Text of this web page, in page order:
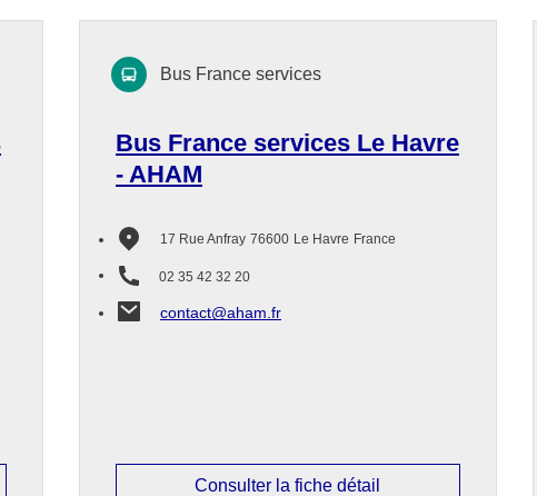
Bus France services Le Havre
- AHAM
17 Rue Anfray 76600 Le Havre France
02 35 42 32 20
contact@aham.fr
Bus France services
Consulter la fiche détail